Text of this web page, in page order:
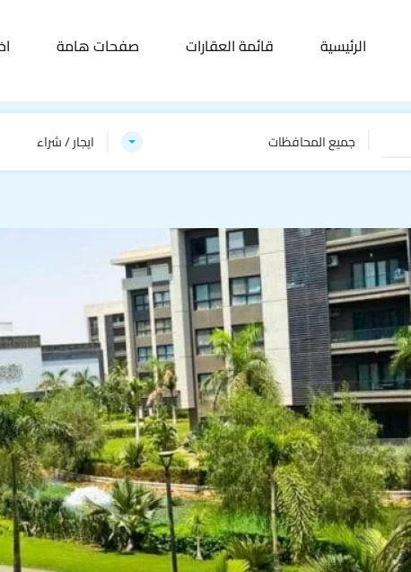
الرئيسية قائمة العقارات صفحات هامة
جميع المحافظات ايجار / شراء